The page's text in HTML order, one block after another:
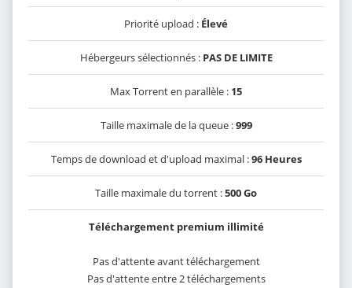
Priorité upload : Élevé
Hébergeurs sélectionnés : PAS DE LIMITE
Max Torrent en parallèle : 15
Taille maximale de la queue :999
Temps de download et d'upload maximal :96 Heures
Taille maximale du torrent :500 Go
Téléchargement premium illimité
Pas d'attente avant téléchargement
Pas d'attente entre 2 téléchargements